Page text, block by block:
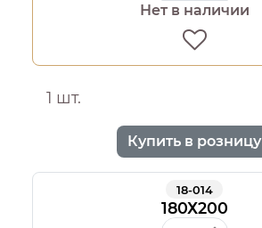
Нет в наличии
1 шт.
Купить в розницу
18-014
180Х200